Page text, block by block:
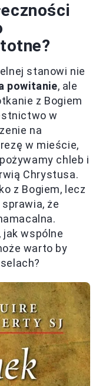
stanowi nie
powitanie, ale
z Bogiem
w
na
w mieście,
chleb i
Chrystusa.
z Bogiem, lecz
że
jak wspólne
warto by